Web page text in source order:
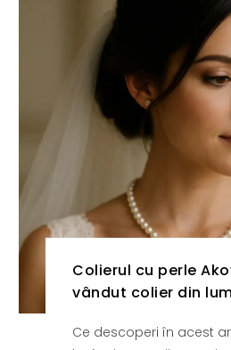
Colierul cu perle
vândut colier din
Ce descoperi în acest